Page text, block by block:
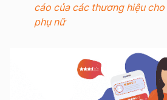
cáo của các thương hiệu
phụ nữ